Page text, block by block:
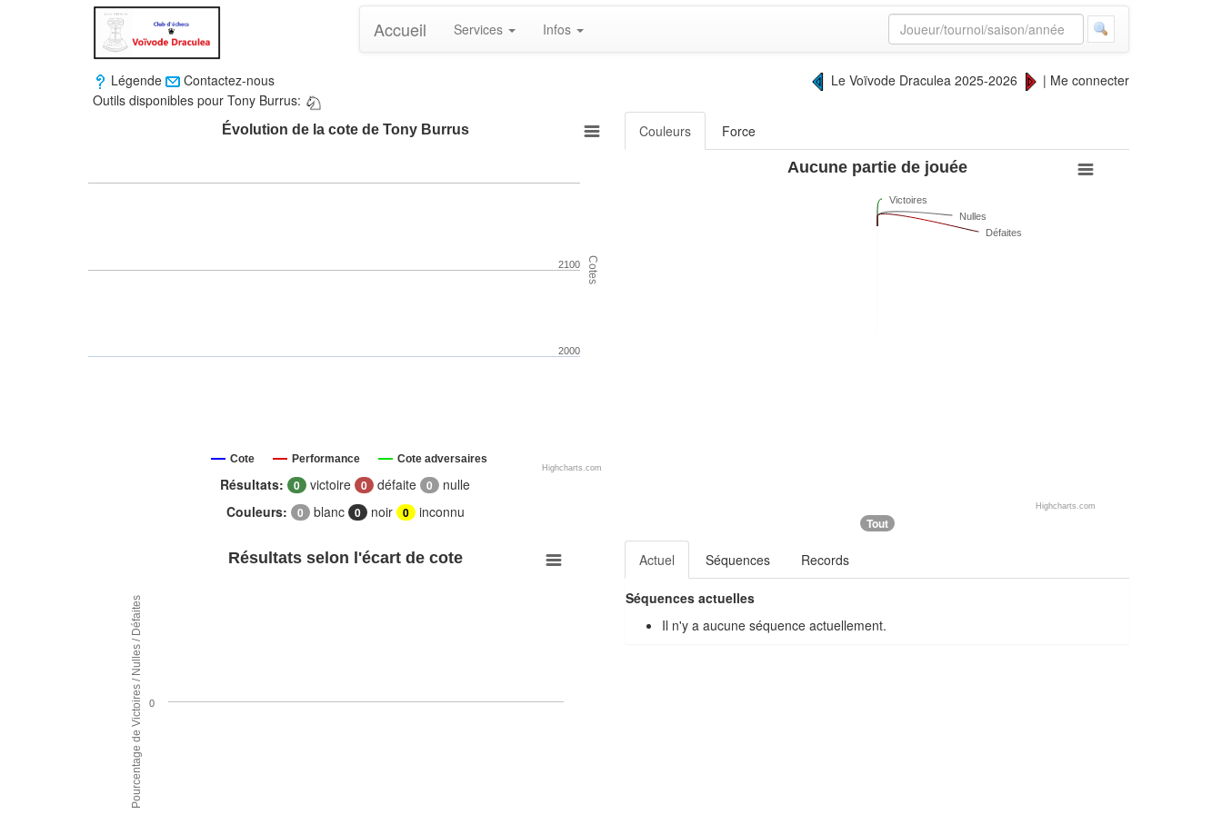
Accueil Services Infos
Légende Contactez-nous Le Voïvode Draculea 2025-2026 | Me connecter
Outils disponibles pour Tony Burrus:
Cotes
Évolution de la cote de Tony Burrus
Cote Performance Cote adversaires
2000
2100
Highcharts.com
Résultats: 0 victoire 0 défaite 0
nulle
Couleurs:
0 blanc 0 noir 0 inconnu
Couleurs
Force
Aucune partie de jouée
Victoires
Nulles
Défaites
Highcharts.com
Tout
Pourcentage de Victoires / Nulles / Défaites
Résultats selon l'écart de cote
0
Actuel Séquences Records
Séquences actuelles
Il n'y a aucune séquence actuellement.